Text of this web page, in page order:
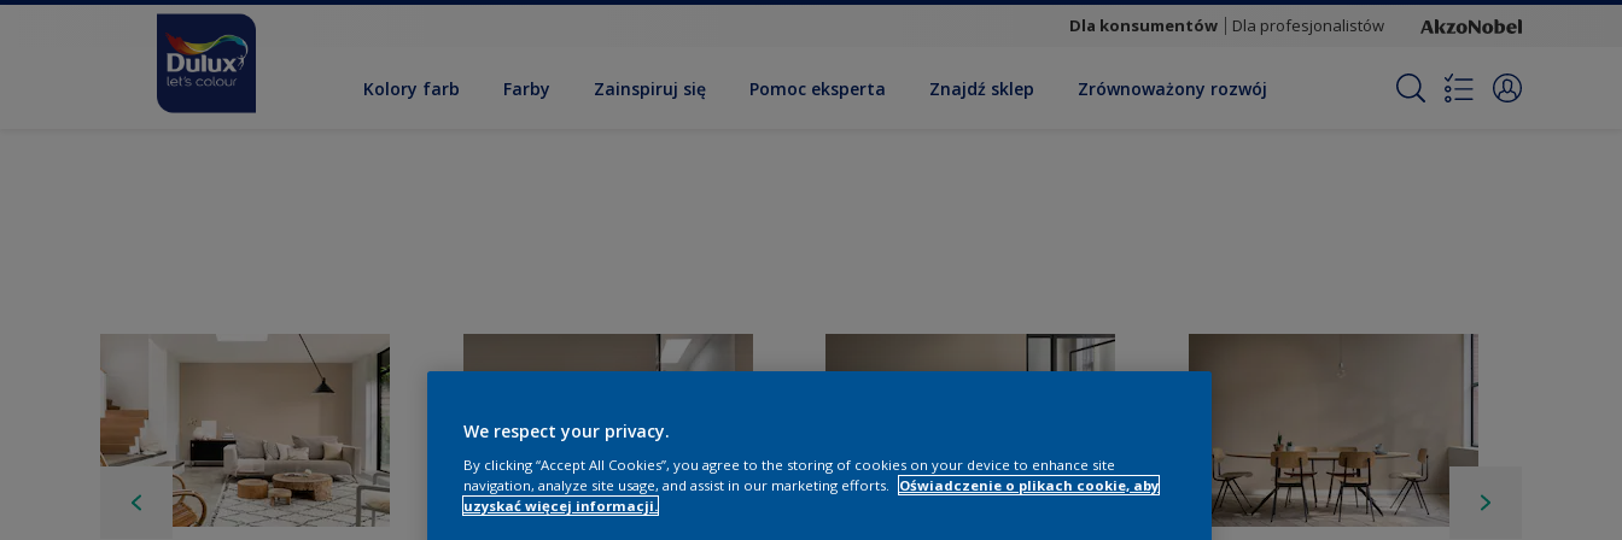
Dla konsumentów Dla profesjonalistów
Kolory farb Farby Zainspiruj się Pomoc eksperta Znajdź sklep Zrównoważony rozwój
We respect your privacy.
By clicking “Accept All Cookies”, you agree to the storing of cookies on your device to enhance site
navigation, analyze site usage, and assist in our marketing efforts.
Oświadczenie o plikach cookie, aby
uzyskać więcej informacji.